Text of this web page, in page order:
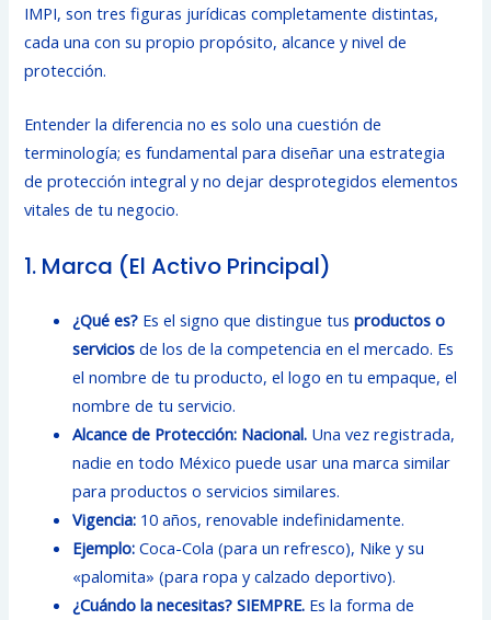
IMPI, son tres figuras jurídicas completamente distintas,
cada una con su propio propósito, alcance y nivel de
protección.
Entender la diferencia no es solo una cuestión de
terminología; es fundamental para diseñar una estrategia
de protección integral y no dejar desprotegidos elementos
vitales de tu negocio.
1. Marca (El Activo Principal)
¿Qué es? Es el signo que distingue tusproductos o
servicios de los de la competencia en el mercado. Es
el nombre de tu producto, el logo en tu empaque, el
nombre de tu servicio.
Alcance de Protección: Nacional. Una vez registrada,
nadie en todo México puede usar una marca similar
para productos o servicios similares.
Vigencia: 10 años, renovable indefinidamente.
Ejemplo: Coca-Cola (para un refresco), Nike y su
«palomita» (para ropa y calzado deportivo).
¿Cuándo la necesitas? SIEMPRE. Es la forma de